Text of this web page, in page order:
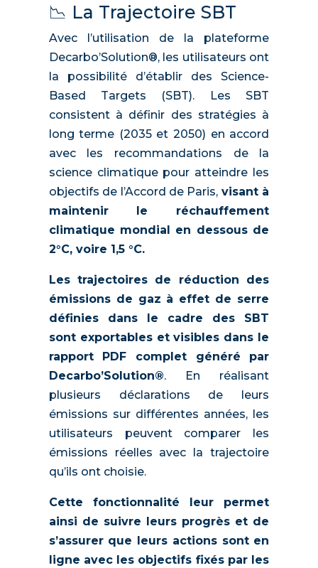
📉 La Trajectoire SBT
Avec l’utilisation de la plateforme
Decarbo’Solution®, les utilisateurs ont
la possibilité d’établir des Science-
Based Targets (SBT). Les SBT
consistent à définir des stratégies à
long terme (2035 et 2050) en accord
avec les recommandations de la
science climatique pour atteindre les
objectifs de l’Accord de Paris, visant à
maintenir le réchauffement
climatique mondial en dessous de
2°C, voire 1,5 °C.
Les trajectoires de réduction des
émissions de gaz à effet de serre
définies dans le cadre des SBT
sont exportables et visibles dans le
rapport PDF complet généré par
Decarbo’Solution®. En réalisant
plusieurs déclarations de leurs
émissions sur différentes années, les
utilisateurs peuvent comparer les
émissions réelles avec la trajectoire
qu’ils ont choisie.
Cette fonctionnalité leur permet
ainsi de suivre leurs progrès et de
s’assurer que leurs actions sont en
ligne avec les objectifs fixés par les